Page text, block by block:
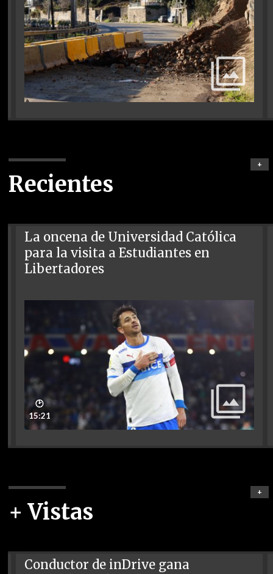
Recientes
+
La oncena de Universidad Católica
para la visita a Estudiantes en
Libertadores
🕑
15:21
+ Vistas
+
Conductor de inDrive gana